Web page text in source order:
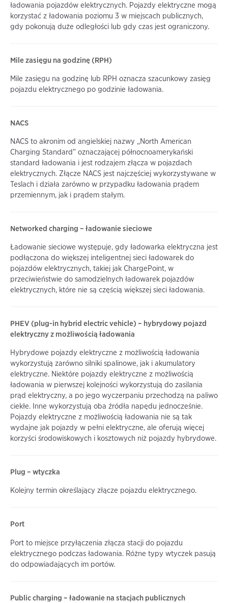
ładowania pojazdów elektrycznych. Pojazdy elektryczne mogą
korzystać z ładowania poziomu 3 w miejscach publicznych,
gdy pokonują duże odległości lub gdy czas jest ograniczony.
Mile zasięgu na godzinę (RPH)
Mile zasięgu na godzinę lub RPH oznacza szacunkowy zasięg
pojazdu elektrycznego po godzinie ładowania.
NACS
NACS to akronim od angielskiej nazwy „North American
Charging Standard” oznaczającej północnoamerykański
standard ładowania i jest rodzajem złącza w pojazdach
elektrycznych. Złącze NACS jest najczęściej wykorzystywane w
Teslach i działa zarówno w przypadku ładowania prądem
przemiennym, jak i prądem stałym.
Networked charging – ładowanie sieciowe
Ładowanie sieciowe występuje, gdy ładowarka elektryczna jest
podłączona do większej inteligentnej sieci ładowarek do
pojazdów elektrycznych, takiej jak ChargePoint, w
przeciwieństwie do samodzielnych ładowarek pojazdów
elektrycznych, które nie są częścią większej sieci ładowania.
PHEV (plug-in hybrid electric vehicle) – hybrydowy pojazd
elektryczny z możliwością ładowania
Hybrydowe pojazdy elektryczne z możliwością ładowania
wykorzystują zarówno silniki spalinowe, jak i akumulatory
elektryczne. Niektóre pojazdy elektryczne z możliwością
ładowania w pierwszej kolejności wykorzystują do zasilania
prąd elektryczny, a po jego wyczerpaniu przechodzą na paliwo
ciekłe. Inne wykorzystują oba źródła napędu jednocześnie.
Pojazdy elektryczne z możliwością ładowania nie są tak
wydajne jak pojazdy w pełni elektryczne, ale oferują więcej
korzyści środowiskowych i kosztowych niż pojazdy hybrydowe.
Plug – wtyczka
Kolejny termin określający złącze pojazdu elektrycznego.
Port
Port to miejsce przyłączenia złącza stacji do pojazdu
elektrycznego podczas ładowania. Różne typy wtyczek pasują
do odpowiadających im portów.
Public charging – ładowanie na stacjach publicznych